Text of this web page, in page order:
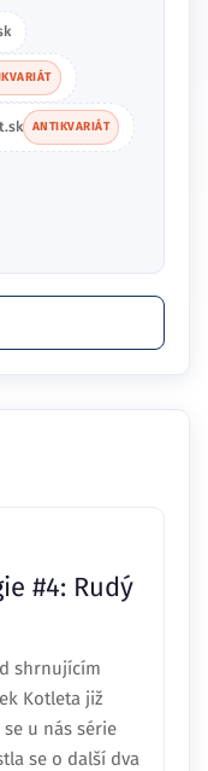
ANTIKVARIÁT
#4: Rudý
shrnujícím
Kotleta již
u nás série
se o další dva